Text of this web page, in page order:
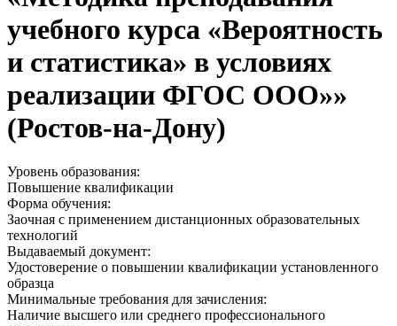
учебного курса «Вероятность
и статистика» в условиях
реализации ФГОС ООО»»
(Ростов-на-Дону)
Уровень образования:
Повышение квалификации
Форма обучения:
Заочная с применением дистанционных образовательных
технологий
Выдаваемый документ:
Удостоверение о повышении квалификации установленного
образца
Минимальные требования для зачисления:
Наличие высшего или среднего профессионального